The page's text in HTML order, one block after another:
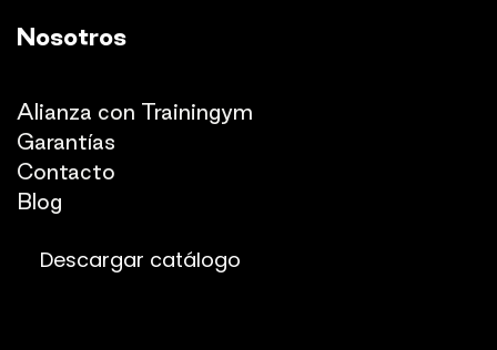
Nosotros
Alianza con Trainingym
Garantías
Con​tacto
Blog​​
Descargar catálogo